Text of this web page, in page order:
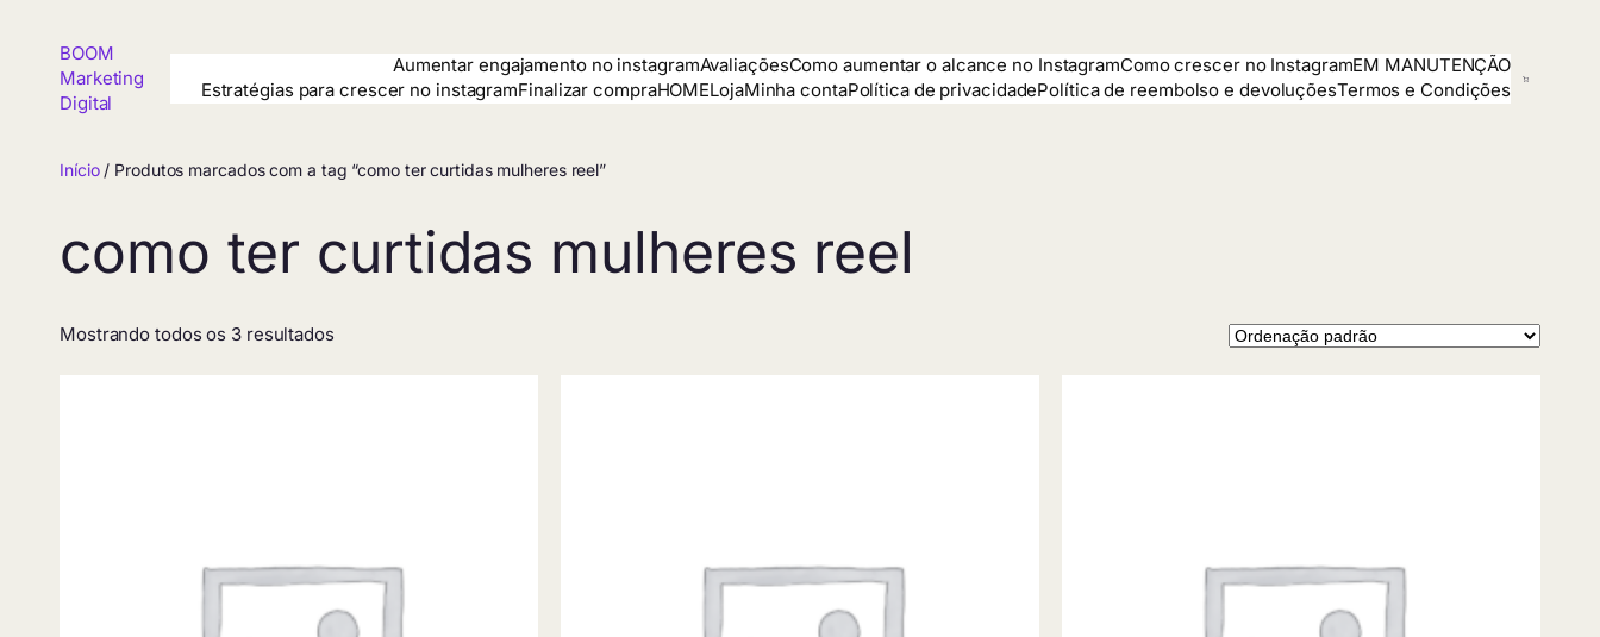
conteúdo
BOOM
Marketing
Digital
Aumentar engajamento no instagramAvaliaçõesComo aumentar o alcance no InstagramComo crescer no InstagramEM MANUTENÇÃO
Estratégias para crescer no instagramFinalizar compraHOMELojaMinha contaPolítica de privacidadePolítica de reembolso e devoluçõesTermos e Condições
Início/ Produtos marcados com a tag “como ter curtidas mulheres reel”
como ter curtidas mulheres reel
Mostrando todos os 3 resultados